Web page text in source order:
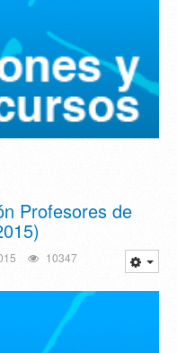
Profesores de
10347